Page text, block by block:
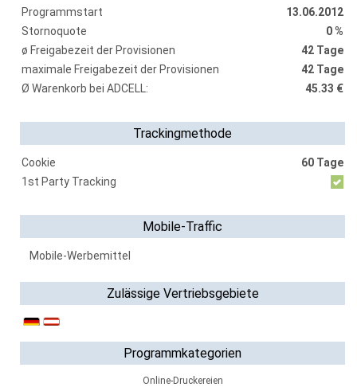
Programmstart
13.06.2012
Stornoquote
0 %
ø Freigabezeit der Provisionen
42 Tage
maximale Freigabezeit der Provisionen
42 Tage
Ø Warenkorb bei ADCELL:
45.33 €
Trackingmethode
Cookie
60 Tage
1st Party Tracking
Mobile-Traffic
Mobile-Werbemittel
Zulässige Vertriebsgebiete
Programmkategorien
Online-Druckereien